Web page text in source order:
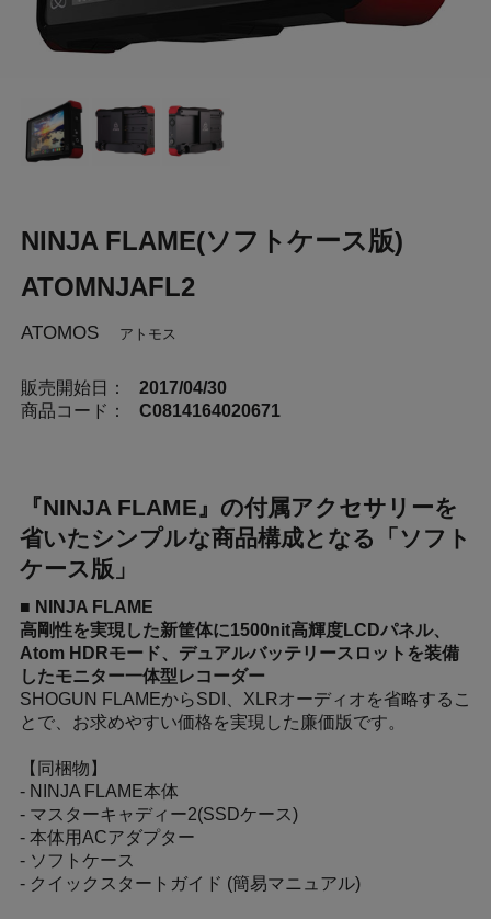
NINJA FLAME(ソフトケース版)
ATOMNJAFL2
ATOMOS アトモス
販売開始日：
2017/04/30
商品コード：
C0814164020671
『NINJA FLAME』の付属アクセサリーを
省いたシンプルな商品構成となる「ソフト
ケース版」
■ NINJA FLAME
高剛性を実現した新筐体に1500nit高輝度LCDパネル、
Atom HDRモード、デュアルバッテリースロットを装備
したモニター一体型レコーダー
SHOGUN FLAMEからSDI、XLRオーディオを省略するこ
とで、お求めやすい価格を実現した廉価版です。
【同梱物】
- NINJA FLAME本体
- マスターキャディー2(SSDケース)
- 本体用ACアダプター
- ソフトケース
- クイックスタートガイド (簡易マニュアル)